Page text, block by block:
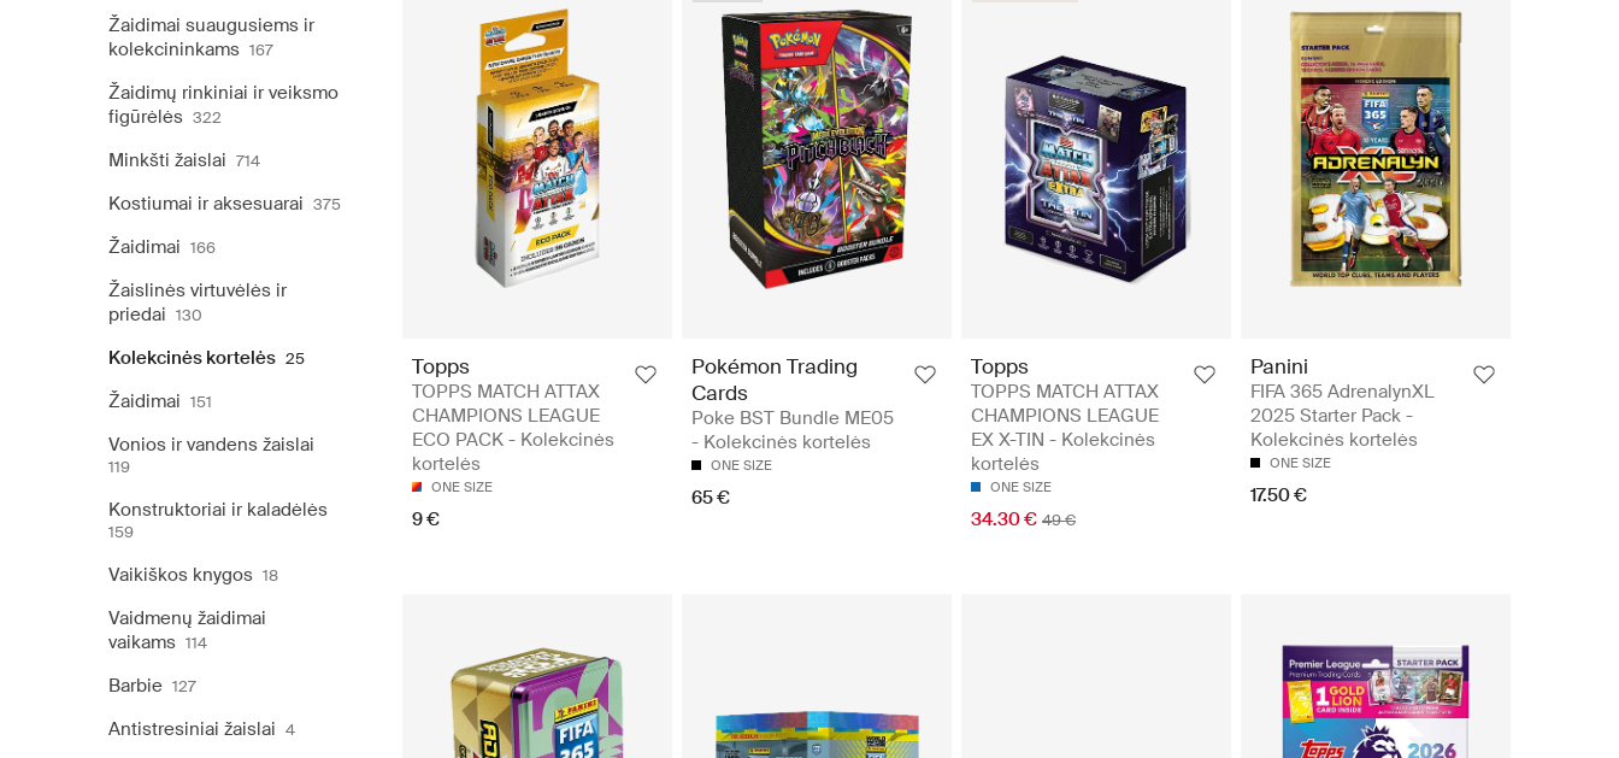
Žaidimai suaugusiems ir
kolekcininkams 167
Žaidimų rinkiniai ir veiksmo
figūrėlės 322
Minkšti žaislai 714
Kostiumai ir aksesuarai 375
Žaidimai 166
Žaislinės virtuvėlės ir
priedai 130
Kolekcinės kortelės 25
Žaidimai 151
Vonios ir vandens žaislai
119
Konstruktoriai ir kaladėlės
159
Vaikiškos knygos 18
Vaidmenų žaidimai
vaikams 114
Barbie 127
Antistresiniai žaislai 4
Topps
TOPPS MATCH ATTAX
CHAMPIONS LEAGUE
ECO PACK - Kolekcinės
kortelės
ONE SIZE
9 €
Pokémon Trading
Cards
Poke BST Bundle ME05
- Kolekcinės kortelės
ONE SIZE
65 €
Topps
TOPPS MATCH ATTAX
CHAMPIONS LEAGUE
EX X-TIN - Kolekcinės
kortelės
ONE SIZE
34.30 € 49 €
Panini
FIFA 365 AdrenalynXL
2025 Starter Pack -
Kolekcinės kortelės
ONE SIZE
17.50 €